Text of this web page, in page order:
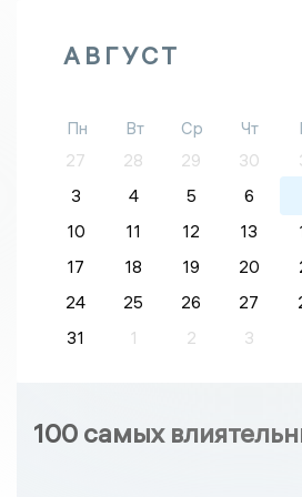
АВГУСТ
Пн Вт Ср Чт
27
28 29 30
3
4 5 6
10
11 12 13
17
18 19 20
24
25 26 27
31
1 2 3
100 самых